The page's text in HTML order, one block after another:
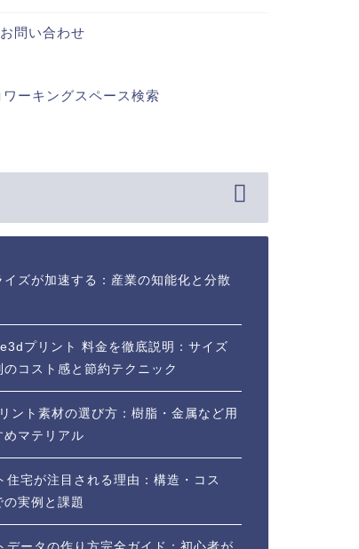
お問い合わせ
ワーキングスペース検索
イズが加速する：産業の知能化と分散
プリント 料金を徹底説明：サイズ
のコスト感と節約テクニック
ント素材の選び方：樹脂・金属など用
めマテリアル
住宅が注目される理由：構造・コス
の実例と課題